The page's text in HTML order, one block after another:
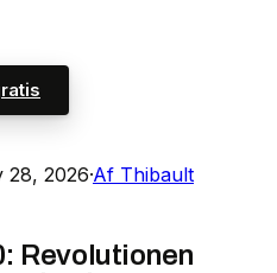
28, 2026·Af Thibault
Revolutionen